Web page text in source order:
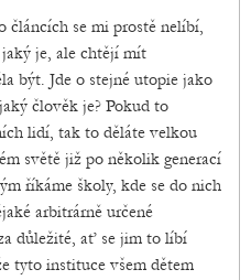
článcích se mi prostě nelíbí,
je, ale chtějí mít
být. Jde o stejné utopie jako
člověk je? Pokud to
lidí, tak to děláte velkou
světě již po několik generací
říkáme školy, kde se do nich
arbitrárně určené
důležité, ať se jim to líbí
tyto instituce všem dětem